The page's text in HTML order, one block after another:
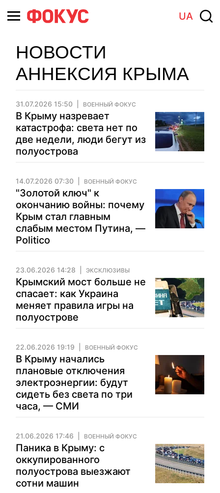
UA
НОВОСТИ
АННЕКСИЯ КРЫМА
31.07.2026 15:50 ВОЕННЫЙ ФОКУС
В Крыму назревает
катастрофа: света нет по
две недели, люди бегут из
полуострова
14.07.2026 07:30 ВОЕННЫЙ ФОКУС
"Золотой ключ" к
окончанию войны: почему
Крым стал главным
слабым местом Путина, —
Politico
23.06.2026 14:28 ЭКСКЛЮЗИВЫ
Крымский мост больше не
спасает: как Украина
меняет правила игры на
полуострове
22.06.2026 19:19 ВОЕННЫЙ ФОКУС
В Крыму начались
плановые отключения
электроэнергии: будут
сидеть без света по три
часа, — СМИ
21.06.2026 17:46 ВОЕННЫЙ ФОКУС
Паника в Крыму: с
оккупированного
полуострова выезжают
сотни машин